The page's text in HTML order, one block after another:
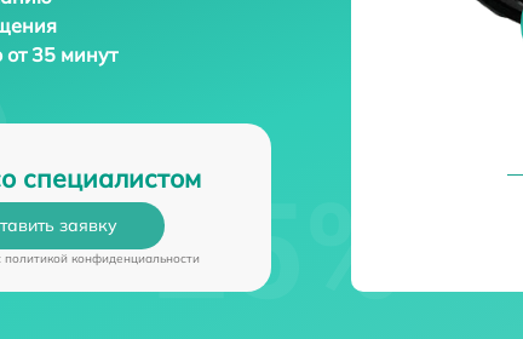
от 35 минут
специалистом
заявку
политикой конфиденциальности